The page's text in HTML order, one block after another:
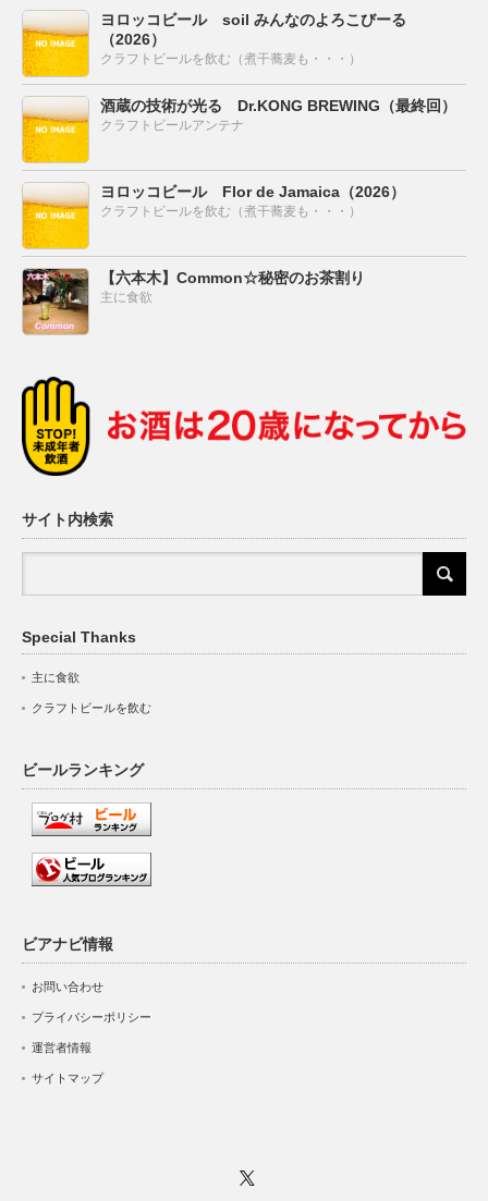
ヨロッコビール soil みんなのよろこびーる
（2026）
クラフトビールを飲む（煮干蕎麦も・・・）
酒蔵の技術が光る Dr.KONG BREWING（最終回）
クラフトビールアンテナ
ヨロッコビール Flor de Jamaica（2026）
クラフトビールを飲む（煮干蕎麦も・・・）
【六本木】Common☆秘密のお茶割り
主に食欲
サイト内検索
Special Thanks
主に食欲
クラフトビールを飲む
ビールランキング
ビアナビ情報
お問い合わせ
プライバシーポリシー
運営者情報
サイトマップ